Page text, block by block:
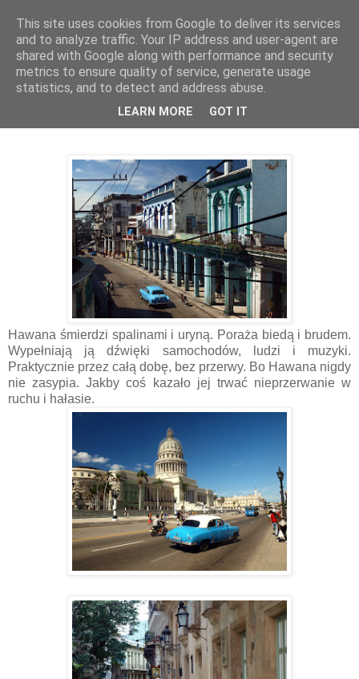
Kieszenie Pełne Piasku
16.10.2018
Nad Hawaną widać gwiazdy
Hawana śmierdzi spalinami i uryną. Poraża biedą i brudem.
Wypełniają ją dźwięki samochodów, ludzi i muzyki.
Praktycznie przez całą dobę, bez przerwy. Bo Hawana nigdy
nie zasypia. Jakby coś kazało jej trwać nieprzerwanie w
ruchu i hałasie.
This site uses cookies from Google to deliver its services
and to analyze traffic. Your IP address and user-agent are
shared with Google along with performance and security
metrics to ensure quality of service, generate usage
statistics, and to detect and address abuse.
LEARN MORE GOT IT